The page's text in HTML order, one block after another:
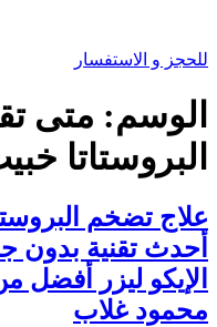
للحجز و الاستفسار
الوسم: متى
البروستاتا
أحدث تقنية بدون
الإيكو ليزر أفضل
محمود غلاب